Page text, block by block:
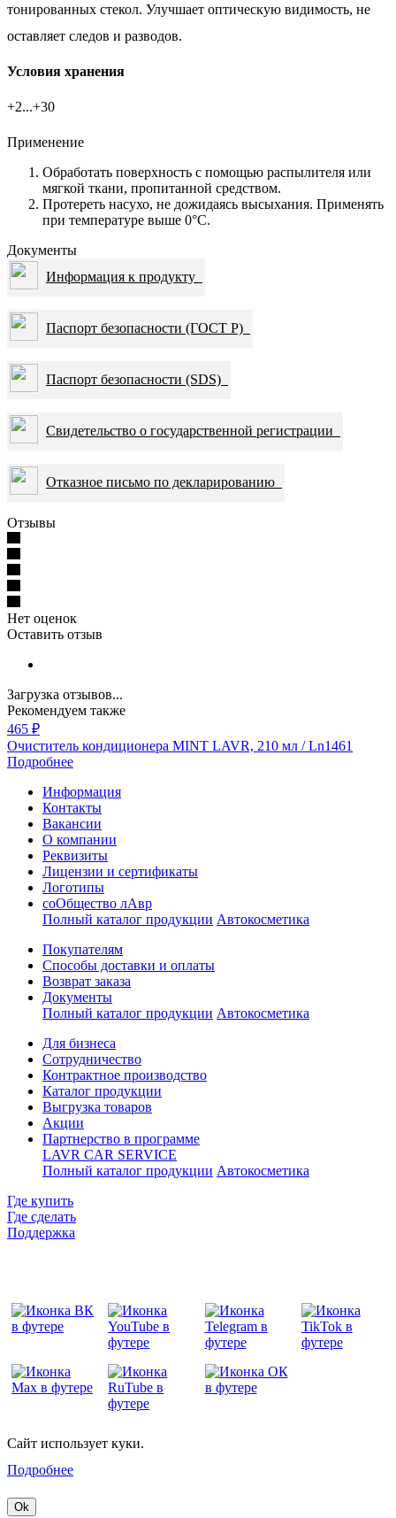
тонированных стекол. Улучшает оптическую видимость, не
оставляет следов и разводов.
Условия хранения
+2...+30
Применение
Обработать поверхность с помощью распылителя или
мягкой ткани, пропитанной средством.
Протереть насухо, не дожидаясь высыхания. Применять
при температуре выше 0°С.
Документы
Информация к продукту
Паспорт безопасности (ГОСТ Р)
Паспорт безопасности (SDS)
Свидетельство о государственной регистрации
Отказное письмо по декларированию
Отзывы
Нет оценок
Оставить отзыв
Загрузка отзывов...
Рекомендуем также
465 ₽
Очиститель кондиционера MINT LAVR, 210 мл / Ln1461
Подробнее
Информация
Контакты
Вакансии
О компании
Реквизиты
Лицензии и сертификаты
Логотипы
соОбщество лАвр
Полный каталог продукции Автокосметика
Покупателям
Способы доставки и оплаты
Возврат заказа
Документы
Полный каталог продукции Автокосметика
Для бизнеса
Сотрудничество
Контрактное производcтво
Каталог продукции
Выгрузка товаров
Акции
Партнерство в программе
LAVR CAR SERVICE
Полный каталог продукции Автокосметика
Где купить
Где сделать
Поддержка
Сайт использует куки.
Подробнее
Ok